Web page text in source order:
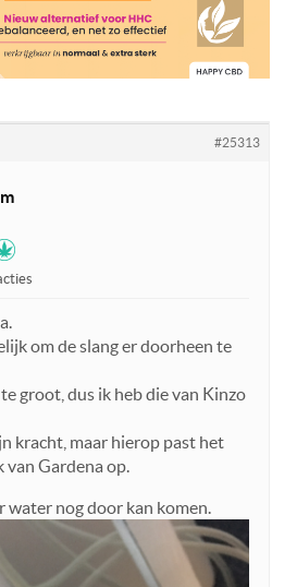
#25313
om de slang er doorheen te
groot, dus ik heb die van Kinzo
kracht, maar hierop past het
Gardena op.
water nog door kan komen.